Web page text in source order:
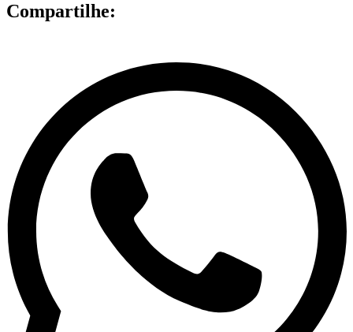
Compartilhe: